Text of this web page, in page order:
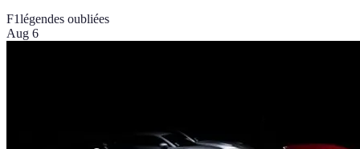
F1légendes oubliées
Aug 6